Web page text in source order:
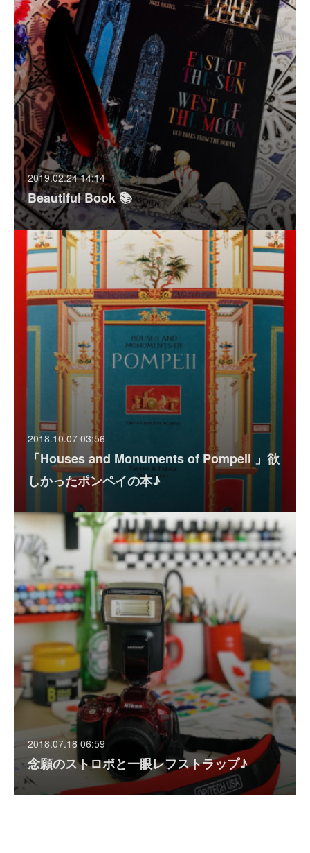
2019.02.24 14:14
Beautiful Book 📚
2018.10.07 03:56
「Houses and Monuments of Pompeii 」欲
しかったポンペイの本♪
2018.07.18 06:59
念願のストロボと一眼レフストラップ♪